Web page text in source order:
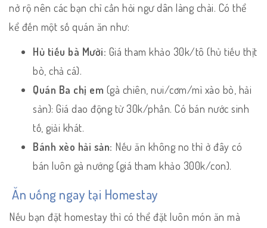
nở rộ nên các bạn chỉ cần hỏi ngư dân làng chài. Có thể
kể đến một số quán ăn như:
Hủ tiếu bà Mười: Giá tham khảo 30k/tô (hủ tiếu thịt
bò, chả cá).
Quán Ba chị em (gà chiên, nui/cơm/mì xào bò, hải
sản): Giá dao động từ 30k/phần. Có bán nước sinh
tố, giải khát.
Bánh xèo hải sản: Nếu ăn không no thì ở đây có
bán luôn gà nướng (giá tham khảo 300k/con).
Ăn uống ngay tại Homestay
Nếu bạn đặt homestay thì có thể đặt luôn món ăn mà